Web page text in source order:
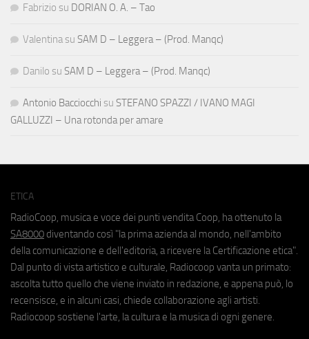
Fabrizio su DORIAN O. A. – Tao
Valentina su SAM D – Leggera – (Prod. Manqc)
Danilo su SAM D – Leggera – (Prod. Manqc)
Antonio Bacciocchi su STEFANO SPAZZI / IVANO MAGI
GALLUZZI – Una rotonda per amare
ETICA
RadioCoop, musica e voce dei punti vendita Coop, ha ottenuto la
SA8000 diventando così "la prima azienda al mondo, nell'ambito
della comunicazione e dell'editoria, a ricevere la Certificazione etica".
Dal punto di vista artistico e culturale, Radiocoop vanta un primato:
ascolta tutto quello che viene inviato in redazione, e appena può, lo
recensisce, e in alcuni casi, chiede collaborazione agli artisti.
Radiocoop sostiene l'arte, la cultura e la musica di ogni genere.